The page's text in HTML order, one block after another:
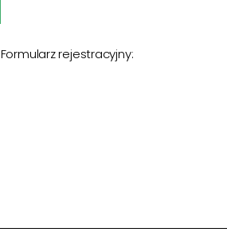
Formularz rejestracyjny: